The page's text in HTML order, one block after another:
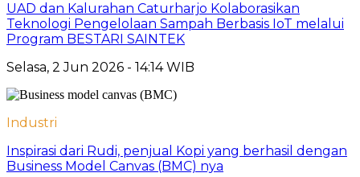
UAD dan Kalurahan Caturharjo Kolaborasikan
Teknologi Pengelolaan Sampah Berbasis IoT melalui
Program BESTARI SAINTEK
Selasa, 2 Jun 2026 - 14:14 WIB
Industri
Inspirasi dari Rudi, penjual Kopi yang berhasil dengan
Business Model Canvas (BMC) nya